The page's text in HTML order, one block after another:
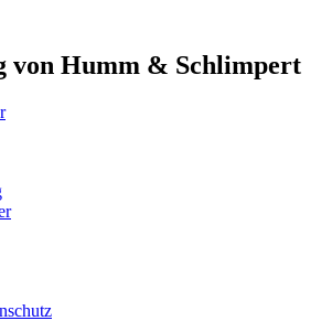
von Humm & Schlimpert